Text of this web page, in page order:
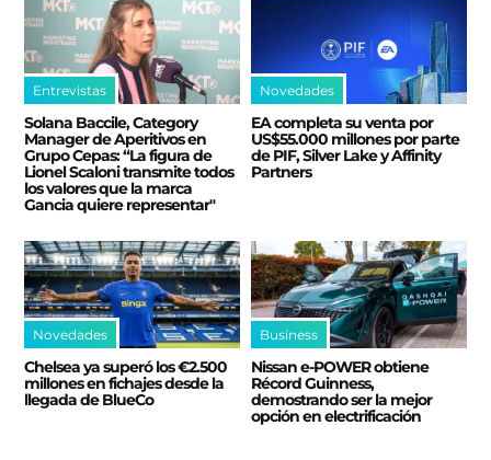
Entrevistas
Solana Baccile, Category
Manager de Aperitivos en
Grupo Cepas: “La figura de
Lionel Scaloni transmite todos
los valores que la marca
Gancia quiere representar"
Novedades
EA completa su venta por
US$55.000 millones por parte
de PIF, Silver Lake y Affinity
Partners
Novedades
Chelsea ya superó los €2.500
millones en fichajes desde la
llegada de BlueCo
Business
Nissan e‑POWER obtiene
Récord Guinness,
demostrando ser la mejor
opción en electrificación